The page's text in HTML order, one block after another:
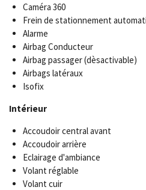
Caméra 360
Frein de stationnement
Alarme
Airbag Conducteur
Airbag passager (dèsactivable)
Airbags latéraux
Isofix
Intérieur
Accoudoir central avant
Accoudoir arrière
Eclairage d'ambiance
Volant réglable
Volant cuir